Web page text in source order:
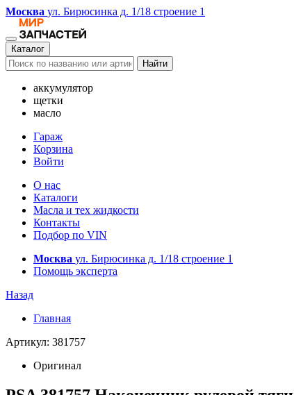
Москва ул. Бирюсинка д. 1/18 строение 1
Каталог
Найти
аккумулятор
щетки
масло
Гараж
Корзина
Войти
О нас
Каталоги
Масла и тех жидкости
Контакты
Подбор по VIN
Москва ул. Бирюсинка д. 1/18 строение 1
Помощь эксперта
Назад
Главная
Артикул: 381757
Оригинал